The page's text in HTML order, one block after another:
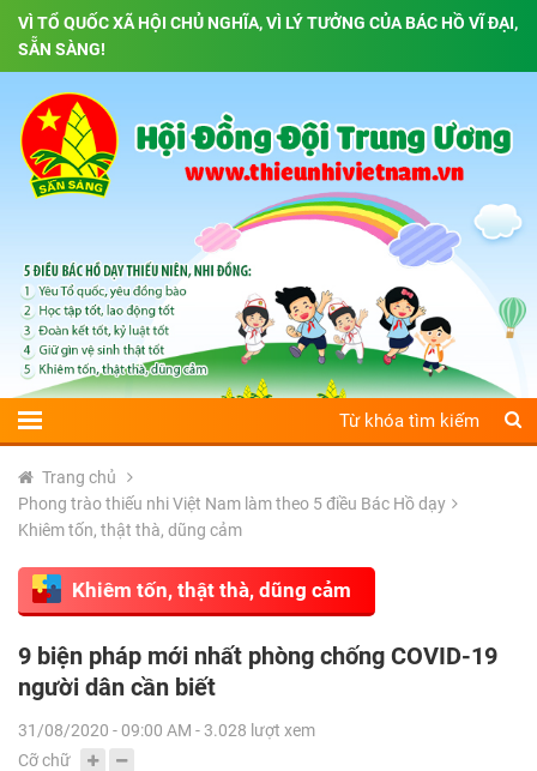
VÌ TỔ QUỐC XÃ HỘI CHỦ NGHĨA, VÌ LÝ TƯỞNG CỦA BÁC HỒ VĨ ĐẠI,
SẴN SÀNG!
Trang chủ
Phong trào thiếu nhi Việt Nam làm theo 5 điều Bác Hồ dạy
Khiêm tốn, thật thà, dũng cảm
Khiêm tốn, thật thà, dũng cảm
9 biện pháp mới nhất phòng chống COVID-19
người dân cần biết
31/08/2020 - 09:00 AM - 3.028 lượt xem
Cỡ chữ